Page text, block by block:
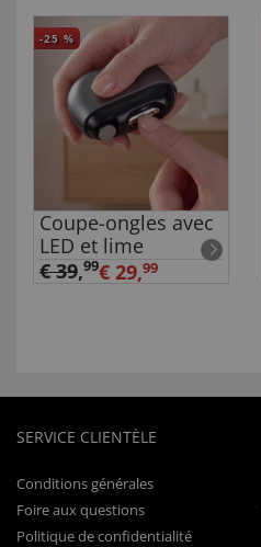
-25 %
Coupe-ongles avec
LED et lime
€ 39,99€ 29,99
SERVICE CLIENTÈLE
Conditions générales
Foire aux questions
Politique de confidentialité